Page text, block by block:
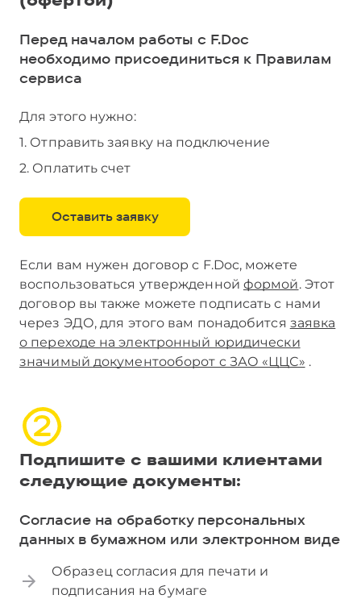
Перед началом работы с F.Doc
необходимо присоединиться к Правилам
сервиса
Для этого нужно:
1. Отправить заявку на подключение
2. Оплатить счет
Оставить заявку
Если вам нужен договор с F.Doc, можете
воспользоваться утвержденной формой. Этот
договор вы также можете подписать с нами
через ЭДО, для этого вам понадобится заявка
о переходе на электронный юридически
значимый документооборот c ЗАО «ЦЦС» .
Подпишите с вашими клиентами
следующие документы:
Согласие на обработку персональных
данных в бумажном или электронном виде
Образец согласия для печати и
подписания на бумаге